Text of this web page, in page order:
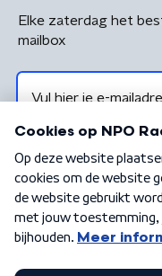
Elke zaterdag het
mailbox
Algemene